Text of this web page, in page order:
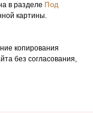
в разделе Под
картины.
копирования
без согласования,